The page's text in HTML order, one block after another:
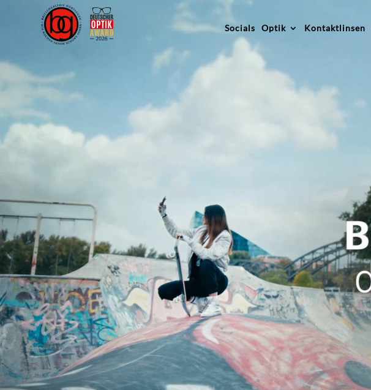
Socials Optik Kontaktlinsen